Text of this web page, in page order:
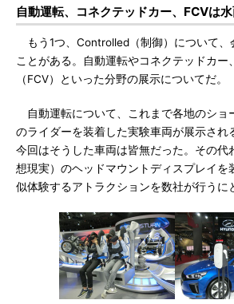
自動運転、コネクテッドカー、FCVは
もう1つ、Controlled（制御）について、
ことがある。自動運転やコネクテッドカー
（FCV）といった分野の展示についてだ。
自動運転について、これまで各地のショ
のライダーを装着した実験車両が展示され
今回はそうした車両は皆無だった。その代
想現実）のヘッドマウントディスプレイを
似体験するアトラクションを数社が行うに